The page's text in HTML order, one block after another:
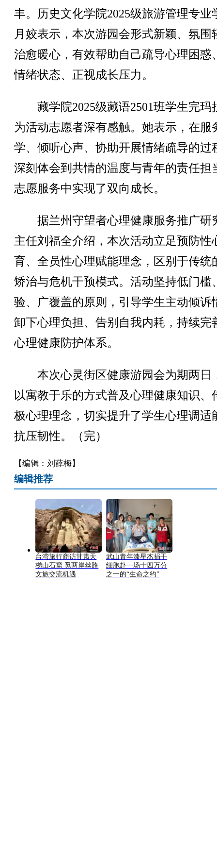
丰。历史文化学院2025级旅游管理专业
月姣表示，本次游园会形式新颖、氛围
治愈暖心，有效帮助自己疏导心理困惑
情绪状态、正视成长压力。
藏学院2025级藏语2501班学生完玛
为活动志愿者深有感触。她表示，在服
学、倾听心声、协助开展情绪疏导的过
深刻体会到共情的温度与青年的责任担
志愿服务中实现了双向成长。
据兰州守望者心理健康服务推广研
主任刘福全介绍，本次活动立足预防性
育、全员性心理赋能理念，区别于传统
矫治与危机干预模式。活动坚持低门槛
验、广覆盖的原则，引导学生主动倾诉
卸下心理负担、告别自我内耗，持续完
心理健康防护体系。
本次心灵街区健康游园会为期两日
以寓教于乐的方式普及心理健康知识、
极心理理念，切实提升了学生心理调适
抗压韧性。（完）
【编辑：刘薛梅】
编辑推荐
台湾旅行商访甘肃天
梯山石窟 觅两岸丝路
文旅交流机遇
武山青年漆星杰捐干
细胞赴一场十四万分
之一的“生命之约”